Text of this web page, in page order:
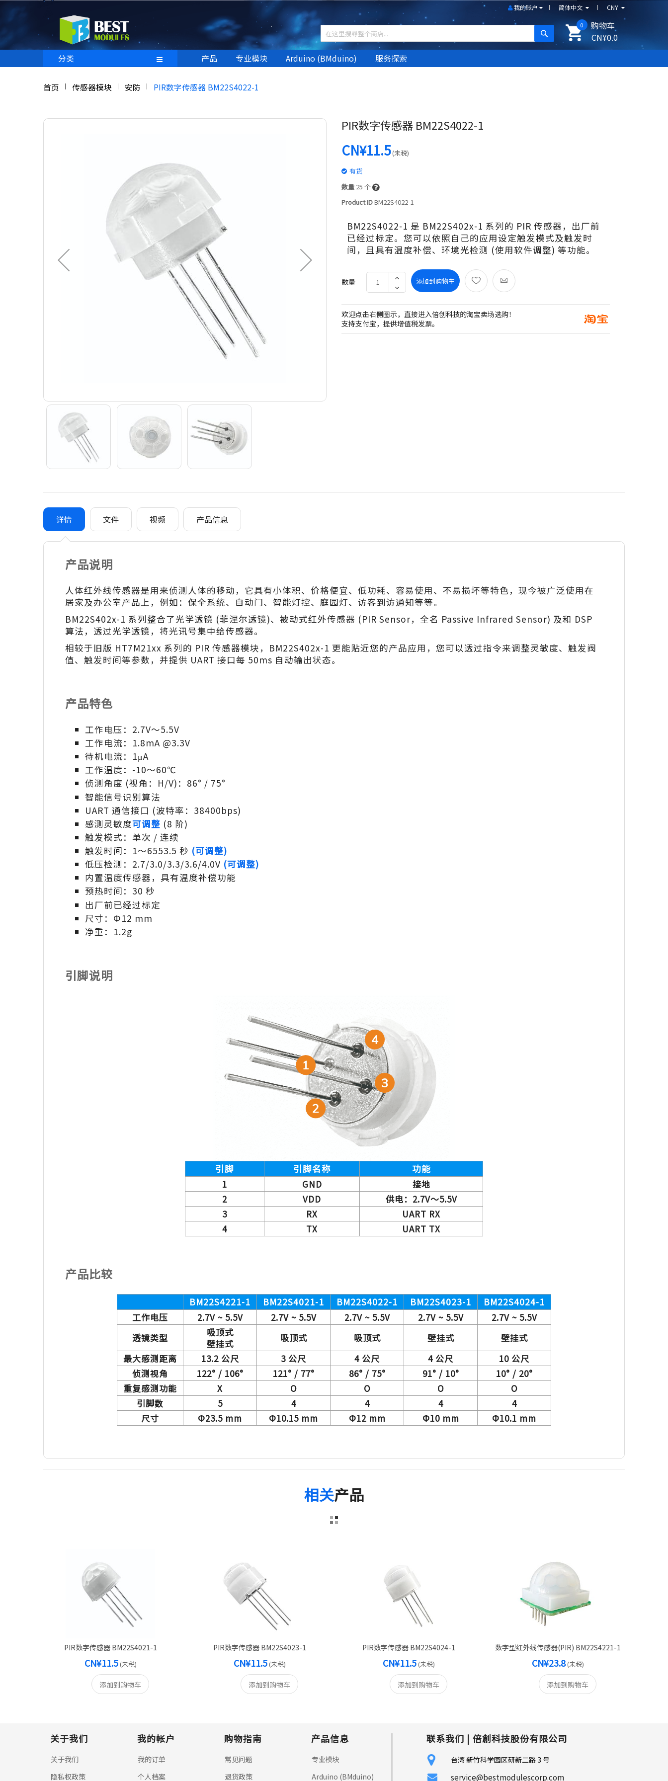
CNY
简体中文
我的账户
购物车
0
CN¥0.0
分类
产品 专业模块 Arduino (BMduino) 服务探索
首页 传感器模块 安防 PIR数字传感器 BM22S4022-1
PIR数字传感器 BM22S4022-1
CN¥11.5(未税)
有货
数量 25 个
Product IDBM22S4022-1
BM22S4022-1 是 BM22S402x-1 系列的 PIR 传感器，出厂前
已经过标定。您可以依照自己的应用设定触发模式及触发时
间，且具有温度补偿、环境光检测 (使用软件调整) 等功能。
数量 添加到购物车
欢迎点击右侧图示，直接进入倍创科技的淘宝卖场选购！
支持支付宝，提供增值税发票。
详情 文件 视频 产品信息
产品说明
人体红外线传感器是用来侦测人体的移动，它具有小体积、价格便宜、低功耗、容易使用、不易损坏等特色，现今被广泛使用在
居家及办公室产品上，例如：保全系统、自动门、智能灯控、庭园灯、访客到访通知等等。
BM22S402x-1 系列整合了光学透镜 (菲涅尔透镜)、被动式红外传感器 (PIR Sensor，全名 Passive Infrared Sensor) 及和 DSP
算法，透过光学透镜，将光讯号集中给传感器。
相较于旧版 HT7M21xx 系列的 PIR 传感器模块，BM22S402x-1 更能贴近您的产品应用，您可以透过指令来调整灵敏度、触发阀
值、触发时间等参数，并提供 UART 接口每 50ms 自动输出状态。
产品特色
工作电压：2.7V～5.5V
工作电流：1.8mA @3.3V
待机电流：1μA
工作温度：-10～60℃
侦测角度 (视角：H/V)：86° / 75°
智能信号识别算法
UART 通信接口 (波特率：38400bps)
感测灵敏度可调整 (8 阶)
触发模式：单次 / 连续
触发时间：1～6553.5 秒 (可调整)
低压检测：2.7/3.0/3.3/3.6/4.0V (可调整)
内置温度传感器，具有温度补偿功能
预热时间：30 秒
出厂前已经过标定
尺寸：Ф12 mm
净重：1.2g
引脚说明
引脚 引脚名称
功能
1
GND
接地
2
VDD
供电：2.7V～5.5V
3
RX
UART RX
4
TX UART TX
产品比较
BM22S4221-1 BM22S4021-1 BM22S4022-1 BM22S4023-1
BM22S4024-1
工作电压
2.7V ~ 5.5V 2.7V ~ 5.5V 2.7V ~ 5.5V 2.7V ~ 5.5V
2.7V ~ 5.5V
透镜类型
吸顶式
壁挂式
吸顶式 吸顶式 壁挂式
壁挂式
最大感测距离
13.2 公尺 3 公尺 4 公尺 4 公尺
10 公尺
侦测视角
122° / 106° 121° / 77° 86° / 75° 91° / 10°
10° / 20°
重复感测功能
X O O O
O
引脚数
5 4 4 4
4
尺寸
Ф23.5 mm Ф10.15 mm Ф12 mm Ф10 mm Ф10.1 mm
相关产品
PIR数字传感器 BM22S4021-1
CN¥11.5(未税)
添加到购物车
PIR数字传感器 BM22S4023-1
CN¥11.5(未税)
添加到购物车
PIR数字传感器 BM22S4024-1
CN¥11.5(未税)
添加到购物车
数字型红外线传感器(PIR) BM22S4221-1
CN¥23.8(未税)
添加到购物车
关于我们
关于我们
隐私权政策
我的帐户
我的订单
个人档案
购物指南
常见问题
退货政策
产品信息
专业模块
Arduino (BMduino)
联系我们 | 倍創科技股份有限公司
台湾 新竹科学园区研新二路 3 号
service@bestmodulescorp.com